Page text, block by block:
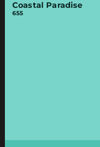
Coastal Paradise
655